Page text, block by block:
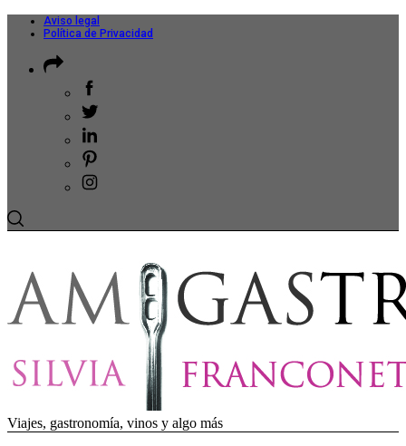
Aviso legal
Política de Privacidad
Viajes, gastronomía, vinos y algo más